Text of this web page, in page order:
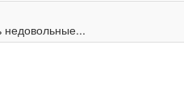
недовольные...